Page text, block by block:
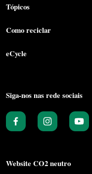
Tópicos
Como reciclar
eCycle
Siga-nos nas rede sociais
Website CO2 neutro